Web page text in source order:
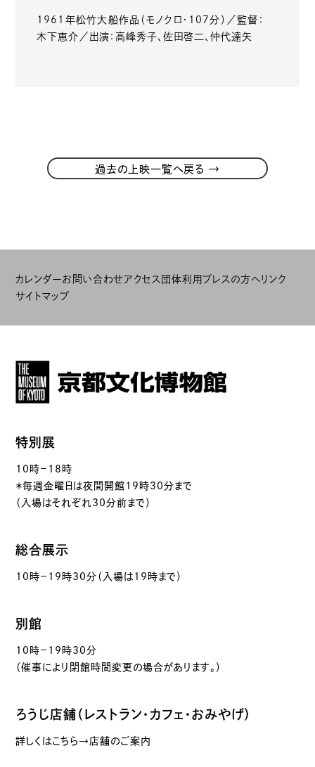
1961年松竹大船作品（モノクロ・107分）／監督：
木下恵介／出演：高峰秀子、佐田啓二、仲代達矢
過去の上映一覧へ戻る →
カレンダーお問い合わせアクセス 団体利用 プレスの方へリンク
サイトマップ
特別展
10時－18時
＊毎週金曜日は夜間開館19時30分まで
（入場はそれぞれ30分前まで）
総合展示
10時－19時30分（入場は19時まで）
別館
10時－19時30分
（催事により閉館時間変更の場合があります。）
ろうじ店舗（レストラン・カフェ・おみやげ）
詳しくはこちら→店舗のご案内